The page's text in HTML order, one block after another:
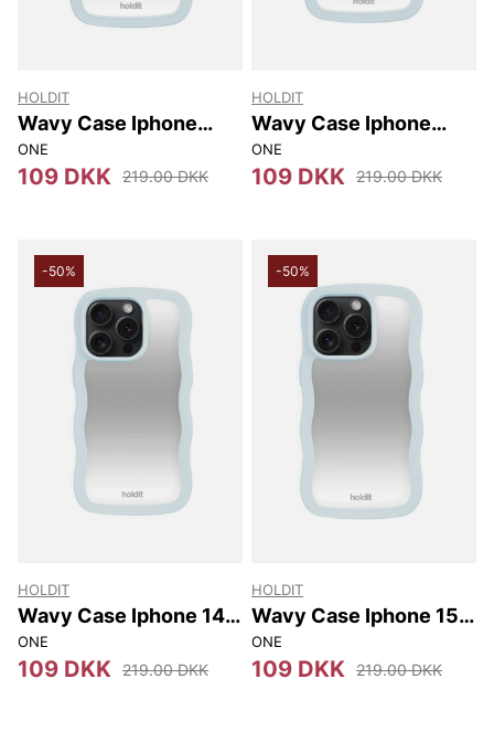
HOLDIT
Wavy Case Iphone
12/12 Pro
ONE
109 DKK 219.00 DKK
HOLDIT
Wavy Case Iphone
17E/16E/15/14/13
ONE
109 DKK 219.00 DKK
-50%
HOLDIT
Wavy Case Iphone 14
Pro
ONE
109 DKK 219.00 DKK
-50%
HOLDIT
Wavy Case Iphone 15
Pro
ONE
109 DKK 219.00 DKK